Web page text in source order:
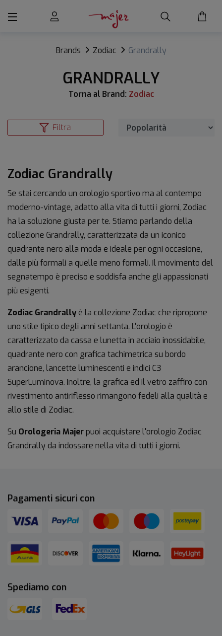
Brands Zodiac Grandrally
GRANDRALLY
Torna al Brand: Zodiac
Filtra
Zodiac Grandrally
Se stai cercando un orologio sportivo ma al contempo
moderno-vintage, adatto alla vita di tutti i giorni, Zodiac
ha la soluzione giusta per te. Stiamo parlando della
collezione Grandrally, caratterizzata da un iconico
quadrante nero alla moda e ideale per ogni occasione,
dalle più formali a quelle meno formali. Il movimento del
segnatempo è preciso e soddisfa anche gli appassionati
più esigenti.
Zodiac Grandrallyè la collezione Zodiac che ripropone
uno stile tipico degli anni settanta. L'orologio è
caratterizzato da cassa e lunetta in acciaio inossidabile,
quadrante nero con grafica tachimetrica su bordo
arancione, lancette luminescenti e indici C3
SuperLuminova. Inoltre, la grafica ed il vetro zaffiro con
rivestimento antiriflesso rimangono fedeli alla qualità e
allo stile di Zodiac.
Su Orologeria Majerpuoi acquistare l'orologio Zodiac
Grandrally da indossare nella vita di tutti i giorni.
Pagamenti sicuri con
Spediamo con